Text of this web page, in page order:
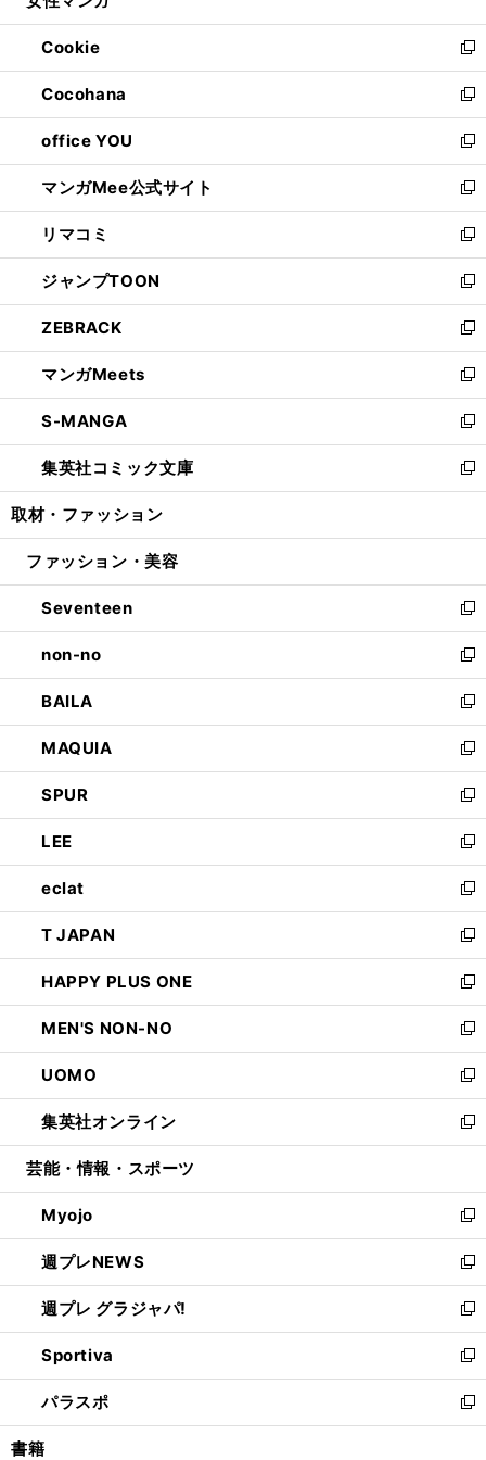
開
く
ウ
で
開
く
ン
ド
ウ
で
開
く
ウ
ィ
ン
ド
ウ
で
開
く
Cookie
新
し
い
ウ
ィ
ン
ド
ウ
で
開
く
Cocohana
新
し
い
ウ
ィ
ン
ド
ウ
で
開
く
office YOU
新
し
い
ウ
ィ
ン
ド
ウ
で
開
く
マンガMee公式サイト
新
し
い
ウ
ィ
ン
ド
ウ
で
開
く
リマコミ
新
し
い
ウ
ィ
ン
ド
ウ
で
開
く
ジャンプTOON
新
し
い
ウ
ィ
ン
ド
ウ
で
開
ZEBRACK
新
し
い
ウ
ィ
ン
ド
ウ
開
マンガMeets
新
し
い
ウ
ィ
ン
ウ
開
く
S-MANGA
新
し
い
ウ
ン
ウ
で
開
く
集英社コミック文庫
新
し
ウ
ン
ド
ウ
で
開
く
取材・ファッション
ファッション・美容
Seventeen
新
し
い
ウ
ィ
ン
ド
ウ
で
開
く
non-no
新
し
い
ウ
ィ
ン
ド
ウ
で
開
く
BAILA
新
し
い
ウ
ィ
ン
ド
ウ
で
開
く
MAQUIA
新
し
い
ウ
ィ
ン
ド
ウ
で
開
く
SPUR
新
し
い
ウ
ィ
ン
ド
ウ
で
開
く
LEE
新
し
い
ウ
ィ
ン
ド
ウ
で
開
く
eclat
新
し
い
ウ
ィ
ン
ド
ウ
で
開
く
T JAPAN
新
し
い
ウ
ィ
ン
ド
ウ
で
開
HAPPY PLUS ONE
新
し
い
ウ
ィ
ン
ド
ウ
開
く
MEN'S NON-NO
新
し
い
ウ
ィ
ン
ウ
で
開
く
UOMO
新
し
い
ウ
ン
ド
ウ
で
開
く
集英社オンライン
新
し
ウ
ィ
ン
ド
ウ
で
開
く
芸能・情報・スポーツ
Myojo
新
し
い
ウ
ィ
ン
ド
ウ
で
開
週プレNEWS
新
し
い
ウ
ィ
ン
ド
ウ
週プレ グラジャパ!
新
し
い
ウ
ィ
ン
Sportiva
新
し
い
ウ
パラスポ
新
し
書籍